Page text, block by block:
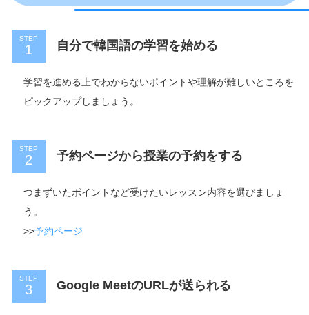
STEP
自分で韓国語の学習を始める
学習を進める上でわからないポイントや理解が難しいところを
ピックアップしましょう。
STEP
予約ページから授業の予約をする
つまずいたポイントなど受けたいレッスン内容を選びましょ
う。
>>予約ページ
STEP
Google MeetのURLが送られる